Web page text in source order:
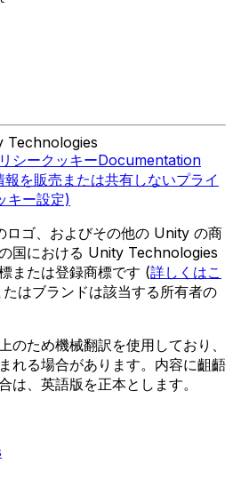
シークッキーDocumentation
報を販売または共有しないプライ
キー設定)
ゴ、およびその他の Unity の商
国における Unity Technologies
または登録商標です (詳しくはこ
はブランドは該当する所有者の
のため機械翻訳を使用しており、
れる場合があります。内容に齟齬
は、英語版を正本とします。